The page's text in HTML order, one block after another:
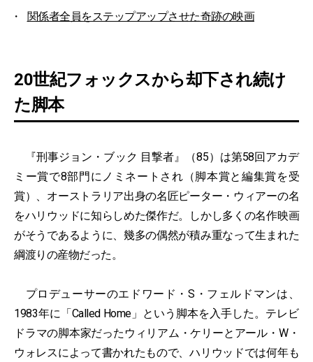
関係者全員をステップアップさせた奇跡の映画
20世紀フォックスから却下され続け
た脚本
『刑事ジョン・ブック 目撃者』（85）は第58回アカデ
ミー賞で8部門にノミネートされ（脚本賞と編集賞を受
賞）、オーストラリア出身の名匠ピーター・ウィアーの名
をハリウッドに知らしめた傑作だ。しかし多くの名作映画
がそうであるように、幾多の偶然が積み重なって生まれた
綱渡りの産物だった。
プロデューサーのエドワード・S・フェルドマンは、
1983年に「Called Home」という脚本を入手した。テレビ
ドラマの脚本家だったウィリアム・ケリーとアール・W・
ウォレスによって書かれたもので、ハリウッドでは何年も